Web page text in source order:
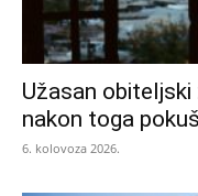
Užasan
nakon toga
6. kolovoza 2026.